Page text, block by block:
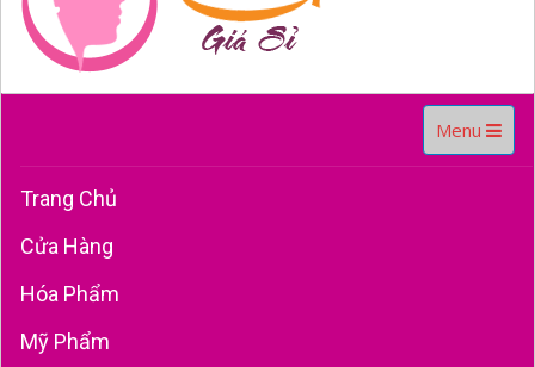
Toggle
navigation
Menu
Trang Chủ
Cửa Hàng
Hóa Phẩm
Mỹ Phẩm